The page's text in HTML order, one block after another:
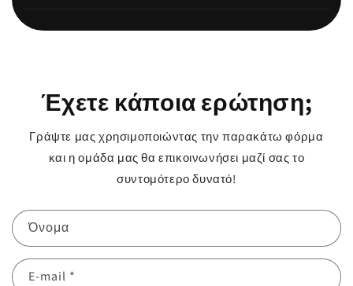
Έχετε κάποια ερώτηση;
Γράψτε μας χρησιμοποιώντας την παρακάτω φόρμα
και η ομάδα μας θα επικοινωνήσει μαζί σας το
συντομότερο δυνατό!
Όνομα
E-mail *